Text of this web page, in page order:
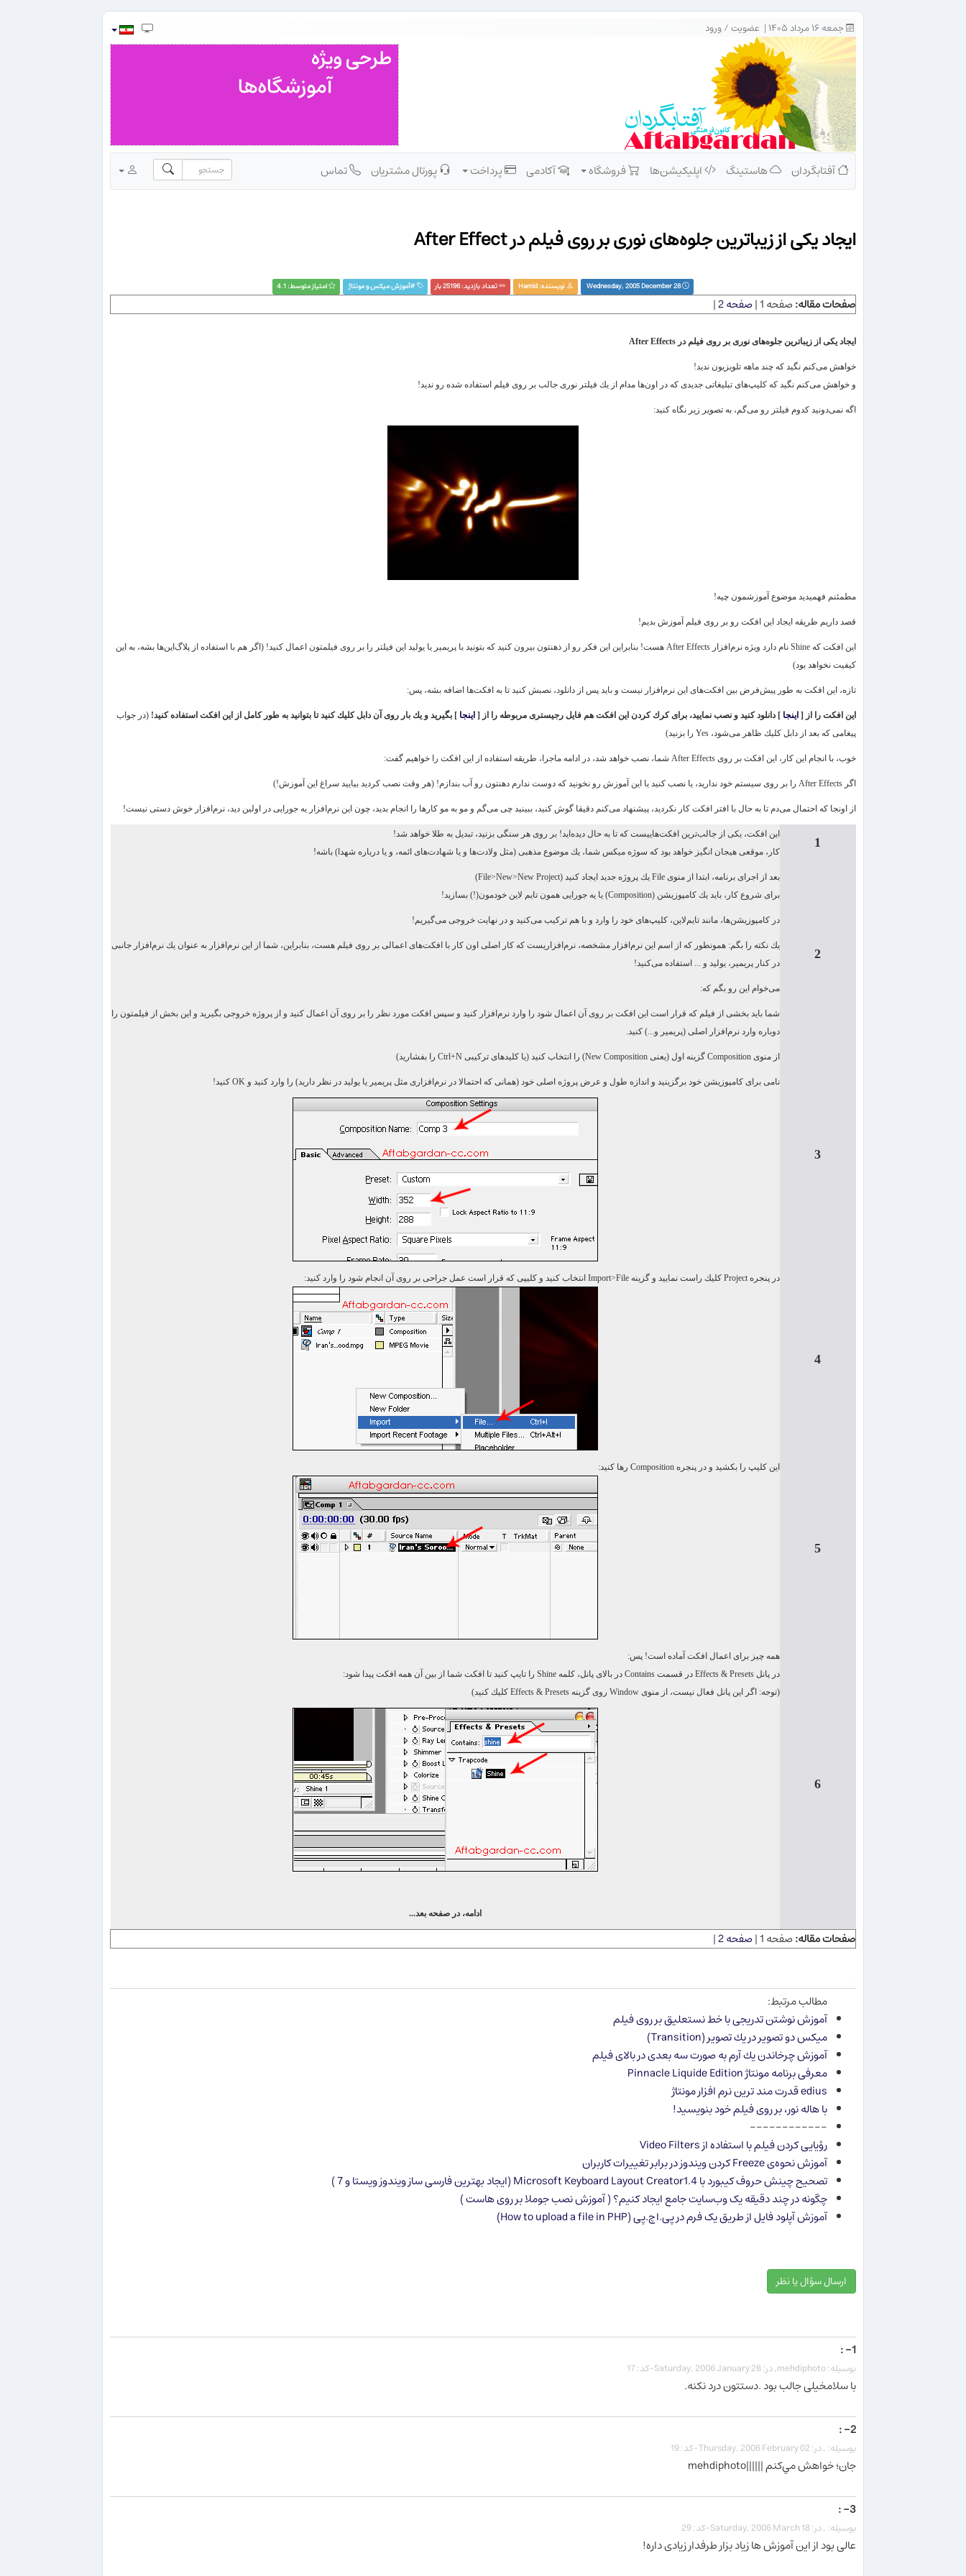
جمعه ۱۶ مرداد ۱۴۰۵ | عضویت/ورود
آفتابگردان هاستینگ اپلیکیشن‌ها فروشگاه آکادمی پرداخت پورتال مشتریان تماس
ایجاد یكی از زیباترین جلوه‌های نوری بر روی فیلم در After Effect
Wednesday, 2005 December 28 نویسنده:Hamid تعداد بازدید: 25196 بار #آموزش ميكس و مونتاژ امتیاز متوسط: 4.1
صفحات مقاله:صفحه 1 | صفحه 2 |
ایجاد یكی از زیباترین جلوه‌های نوری بر روی فیلم درAfter Effects
خواهش می‌كنم نگید كه چند ماهه تلویزیون ندید!
و خواهش می‌كنم نگید كه كلیپ‌های تبلیغاتی جدیدی كه در اون‌ها مدام از یك فیلتر نوری جالب بر روی فیلم استفاده شده رو ندید!
اگه نمی‌دونید كدوم فیلتر رو می‌گم، به تصویر زیر نگاه كنید:
مطمئنم فهمیدید موضوع آموزشمون چیه!
قصد داریم طریقه ایجاد این افكت رو بر روی فیلم آموزش بدیم!
این افكت كهShine نام دارد ویژه نرم‌افزارAfter Effects هست! بنابراین این فكر رو از ذهنتون بیرون كنید كه بتونید با پریمیر یا یولید این فیلتر را بر روی فیلمتون اعمال كنید! (اگر هم با استفاده از پلاگ‌این‌ها بشه، به این
كیفیت نخواهد بود)
تازه، این افكت به طور پیش‌فرض بین افكت‌های این نرم‌افزار نیست و باید پس از دانلود، نصبش كنید تا به افكت‌ها اضافه بشه، پس:
این افكت را از [ اینجا ] دانلود كنید و نصب نمایید، برای كرك كردن این افكت هم فایل رجیستری مربوطه را از [ اینجا ]بگیرید و یك بار روی آن دابل كلیك كنید تا بتوانید به طور كامل از این افكت استفاده كنید!(در جواب
پیغامی كه بعد از دابل كلیك ظاهر می‌شود،Yes را بزنید)
خوب، با انجام این كار، این افكت بر رویAfter Effects شما، نصب خواهد شد، در ادامه ماجرا، طریقه استفاده از این افكت را خواهیم گفت:
اگرAfter Effects را بر روی سیستم خود ندارید، یا نصب كنید یا این آموزش رو نخونید كه دوست ندارم دهنتون رو آب بندازم! (هر وقت نصب كردید بیایید سراغ این آموزش!)
از اونجا كه احتمال می‌دم تا به حال با افتر افكت كار نكردید، پیشنهاد می‌كنم دقیقا گوش كنید، ببینید چی می‌گم و مو به مو كارها را انجام بدید، چون این نرم‌افزار یه جورایی در اولین دید، نرم‌افزار خوش دستی نیست!
1
این افكت، یكی از جالب‌ترین افكت‌هاییست كه تا به حال دیده‌اید! بر روی هر سنگی بزنید، تبدیل به طلا خواهد شد!
كار، موقعی هیجان انگیز خواهد بود كه سوژه میكس شما، یك موضوع مذهبی (مثل ولادت‌ها و یا شهادت‌های ائمه، و یا درباره شهدا) باشه!
2
بعد از اجرای برنامه، ابتدا از منویFile یك پروژه جدید ایجاد كنید (File>New>New Project
)
برای شروع كار، باید یك كامپوزیشن (Composition) یا یه جورایی همون تایم لاین خودمون(!) بسازید!
در كامپوزیشن‌ها، مانند تایم‌لاین، كلیپ‌های خود را وارد و با هم تركیب می‌كنید و در نهایت خروجی می‌گیریم!
یك نكته را بگم: همونطور كه از اسم این نرم‌افزار مشخصه، نرم‌افزاریست كه كار اصلی اون كار با افكت‌های اعمالی بر روی فیلم هست، ‌بنابراین، شما از این نرم‌افزار به عنوان یك نرم‌افزار جانبی
در كنار پریمیر، یولید و ... استفاده می‌كنید!
می‌خوام این رو بگم كه:
شما باید بخشی از فیلم كه قرار است این افكت بر روی آن اعمال شود را وارد نرم‌افزار كنید و سپس افكت مورد نظر را بر روی آن اعمال كنید و از پروژه خروجی بگیرید و این بخش از فیلمتون را
دوباره وارد نرم‌افزار اصلی (پریمیر و...) كنید.
3
از منویComposition گزینه اول (یعنیNew Composition) را انتخاب كنید (یا كلیدهای تركیبیCtrl+N را بفشارید)
نامی برای كامپوزیشن خود برگزینید و اندازه‌ طول و عرض پروژه اصلی خود (همانی كه احتمالا در نرم‌افزاری مثل پریمیر یا یولید در نظر دارید) را وارد كنید وOK كنید!
4
در پنجرهProject كلیك راست نمایید و گزینهImport>File انتخاب كنید و كلیپی كه قرار است عمل جراحی بر روی آن انجام شود را وارد كنید:
5
این كلیپ را بكشید و در پنجرهComposition رها كنید:
6
همه چیز برای اعمال افكت آماده است! پس:
در پانلEffects & Presets در قسمتContains در بالای پانل، كلمهShine را تایپ كنید تا افكت شما از بین آن همه افكت پیدا شود:
(توجه: اگر این پانل فعال نیست، از منویWindow روی گزینهEffects & Presets كلیك كنید)
ادامه، در صفحه بعد...
صفحات مقاله:صفحه 1 | صفحه 2 |
مطالب مرتبط:
آموزش نوشتن تدریجی با خط نستعلیق بر روی فیلم
میكس دو تصویر در یك تصویر (Transition)
آموزش چرخاندن یك آرم به صورت سه بعدی در بالای فیلم
معرفی برنامه مونتاژ Pinnacle Liquide Edition
edius قدرت مند ترین نرم افزار مونتاژ
با هاله نور، بر روی فیلم خود بنویسید!
------------
رؤیایی كردن فیلم با استفاده از Video Filters
آموزش نحوه‌ی Freeze كردن ویندوز در برابر تغییرات كاربران
تصحیح چینش حروف کیبورد با Microsoft Keyboard Layout Creator1.4 (ایجاد بهترین فارسی ساز ویندوز ویستا و 7 )
چگونه در چند دقیقه یک وب‌سایت جامع ایجاد کنیم؟ ( آموزش نصب جوملا بر روی هاست )
آموزش آپلود فایل از طریق یک فرم در پی.اچ.پی (How to upload a file in PHP)
ارسال سؤال یا نظر
1- :
بوسیله: mehdiphoto, در: Saturday, 2006 January 28-کد: 17
با سلامخیلی جالب بود .دستتون درد نکنه.
2- :
بوسیله: , در: Thursday, 2006 February 02-کد: 19
جان؛ خواهش مي‌كنم ||||||mehdiphoto
3- :
بوسیله: , در: Saturday, 2006 March 18-کد: 29
عالی بود از این آموزش ها زیاد بزار طرفدار زیادی داره!